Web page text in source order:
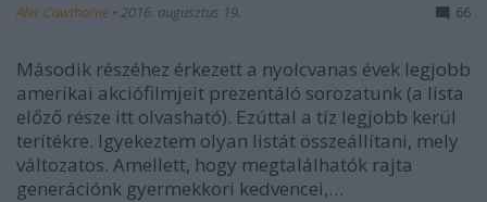
Alec Cawthorne • 2016. augusztus 19. 66
Második részéhez érkezett a nyolcvanas évek legjobb
amerikai akciófilmjeit prezentáló sorozatunk (a lista
előző része itt olvasható). Ezúttal a tíz legjobb kerül
terítékre. Igyekeztem olyan listát összeállítani, mely
változatos. Amellett, hogy megtalálhatók rajta
generációnk gyermekkori kedvencei,…